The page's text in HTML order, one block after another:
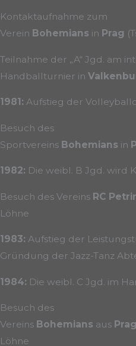
Kontaktaufnahme zum
Verein Bohemians in Prag
Teilnahme der „A“ Jgd. am
Handballturnier in
1981: Aufstieg der
Besuch des
Sportvereins Bohemians in
1982: Die weibl. B Jgd. wird
Besuch des Vereins RC
Löhne
1983: Aufstieg der
Gründung der Jazz-Tanz
1984: Die weibl. C Jgd. im
Besuch des
Vereins Bohemians aus Prag
Löhne